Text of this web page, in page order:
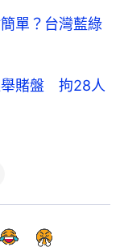
單？台灣藍綠
舉賭盤 拘28人